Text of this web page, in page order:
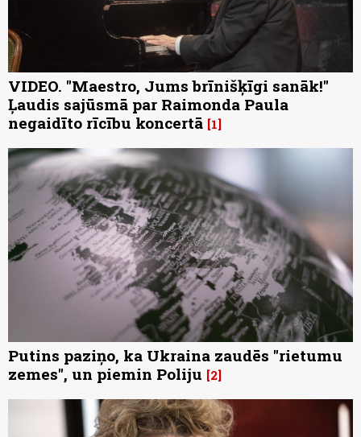
VIDEO. "Maestro, Jums brīnišķīgi sanāk!"
Ļaudis sajūsmā par Raimonda Paula
negaidīto rīcību koncertā 1
Putins paziņo, ka Ukraina zaudēs "rietumu
zemes", un piemin Poliju 2